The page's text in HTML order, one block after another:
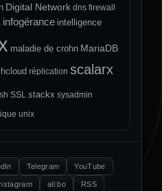
Digital Network dns firewall
infogérance intelligence
maladie de crohn MariaDB
réplication scalarx
SSL stackx sysadmin
unix
Telegram YouTube
all.bo RSS